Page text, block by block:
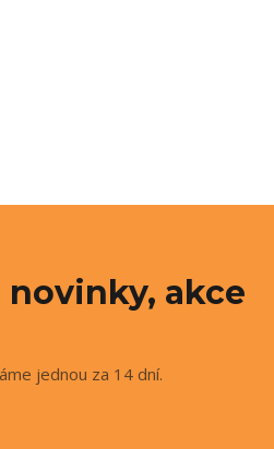
akce
jednou za 14 dní.